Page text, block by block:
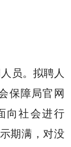
员。拟聘人
保障局官网
向社会进行
期满，对没